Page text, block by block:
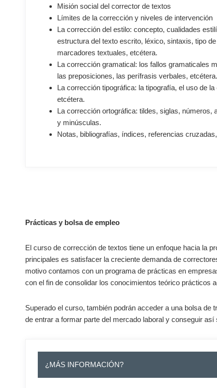
Misión social del corrector de textos
Límites de la corrección y niveles de intervención
La corrección del estilo: concepto, cualidades
estructura del texto escrito, léxico, sintaxis, tipo
marcadores textuales, etcétera.
La corrección gramatical: los fallos gramaticales
las preposiciones, las perífrasis verbales, etcétera.
La corrección tipográfica: la tipografía, el uso de
etcétera.
La corrección ortográfica: tildes, siglas,
y minúsculas.
Notas, bibliografías, índices, referencias
Prácticas y bolsa de empleo
El curso de corrección de textos tiene un enfoque hacia la
principales es satisfacer la creciente demanda de
motivo contamos con un programa de prácticas en
con el fin de consolidar los conocimientos teórico prácticos
Superado el curso, también podrán acceder a una bolsa de
de entrar a formar parte del mercado laboral y conseguir
¿MÁS INFORMACIÓN?